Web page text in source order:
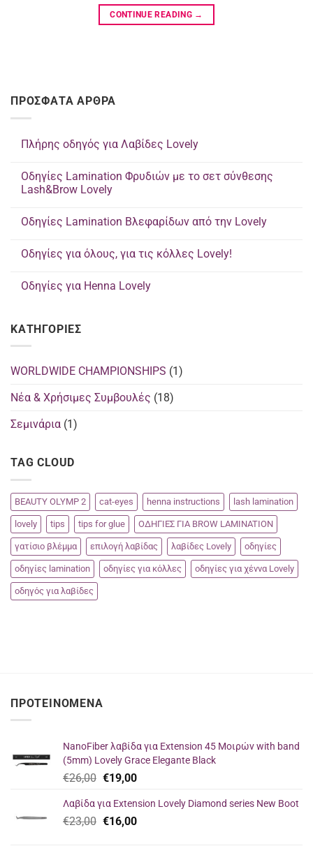
CONTINUE READING →
ΠΡΟΣΦΑΤΑ ΑΡΘΡΑ
Πλήρης οδηγός για Λαβίδες Lovely
σχόλια
στο
Πλήρης
Λαβίδες
Lovely
Οδηγίες Lamination Φρυδιών με το σετ σύνθεσης
Lash&Brow Lovely
σχόλια
Lamination
Φρυδιών
σετ
σύνθεσης
Οδηγίες Lamination Βλεφαρίδων από την Lovely
σχόλια
Lamination
Βλεφαρίδων
Οδηγίες για όλους, για τις κόλλες Lovely!
σχόλια
για
κόλλες
Οδηγίες για Henna Lovely
στο
Οδηγίες
για
KΑΤΗΓΟΡΊΕΣ
WORLDWIDE CHAMPIONSHIPS (1)
Νέα & Χρήσιμες Συμβουλές (18)
Σεμινάρια (1)
TAG CLOUD
BEAUTY OLYMP 2 cat-eyes henna instructions lash lamination
lovely tips tips for glue ΟΔΗΓΙΕΣ ΓΙΑ BROW LAMINATION
γατίσιο βλέμμα επιλογή λαβίδας λαβίδες Lovely οδηγίες
οδηγίες lamination οδηγίες για κόλλες οδηγίες για χέννα Lovely
οδηγός για λαβίδες
ΠΡΟΤΕΙΝΌΜΕΝΑ
NanoFiber λαβίδα για Extension 45 Μοιρών with band
(5mm) Lovely Grace Elegante Black
€26,00 Original
was:
€26,00.
€19,00Current
is:
€19,00.
Λαβίδα για Extension Lovely Diamond series New Boot
€23,00 Original
€16,00Current